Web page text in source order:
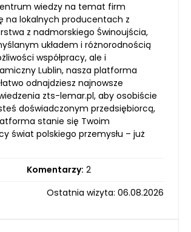
wiedzy na temat firm
na lokalnych producentach z
z nadmorskiego Świnoujścia,
układem i różnorodnością
współpracy, ale i
Lublin, nasza platforma
odnajdziesz najnowsze
zts-lemar.pl, aby osobiście
doświadczonym przedsiębiorcą,
stanie się Twoim
świat polskiego przemysłu – już
Komentarzy: 2
Ostatnia wizyta: 06.08.2026